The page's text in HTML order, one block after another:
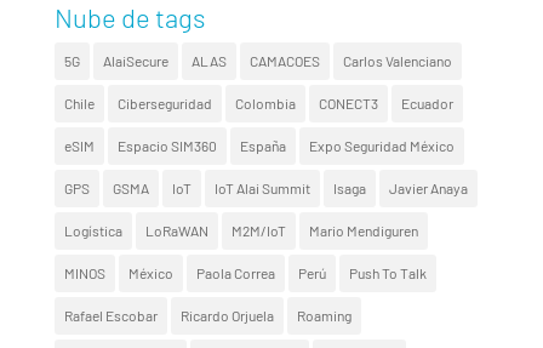
Nube de tags
5G AlaiSecure ALAS CAMACOES Carlos Valenciano
Chile Ciberseguridad Colombia CONECT3 Ecuador
eSIM Espacio SIM360 España Expo Seguridad México
GPS GSMA IoT IoT Alai Summit Isaga Javier Anaya
Logística LoRaWAN M2M/IoT Mario Mendiguren
MINOS México Paola Correa Perú Push To Talk
Rafael Escobar Ricardo Orjuela Roaming